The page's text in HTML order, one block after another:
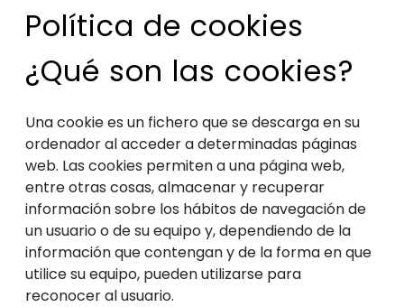
Política de cookies
¿Qué son las cookies?
Una cookie es un fichero que se descarga en su
ordenador al acceder a determinadas páginas
web. Las cookies permiten a una página web,
entre otras cosas, almacenar y recuperar
información sobre los hábitos de navegación de
un usuario o de su equipo y, dependiendo de la
información que contengan y de la forma en que
utilice su equipo, pueden utilizarse para
reconocer al usuario.